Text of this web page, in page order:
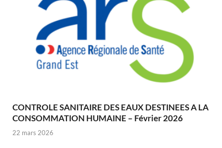
CONTROLE SANITAIRE DES EAUX DESTINEES A LA
CONSOMMATION HUMAINE – Février 2026
22 mars 2026